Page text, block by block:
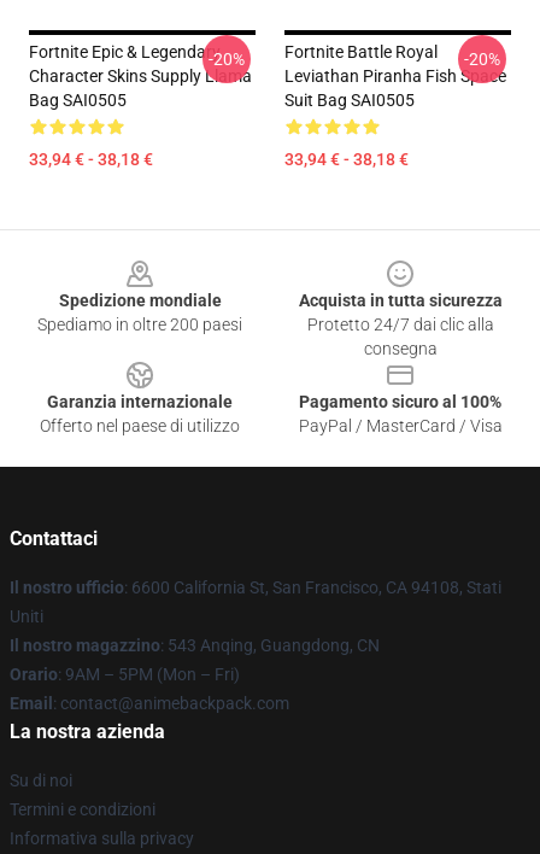
Fortnite Epic & Legendary
Character Skins Supply Llama
Bag SAI0505
33,94 € - 38,18 €
-20%
Fortnite Battle Royal
Leviathan Piranha Fish Space
Suit Bag SAI0505
33,94 € - 38,18 €
-20%
Spedizione mondiale
Spediamo in oltre 200 paesi
Acquista in tutta sicurezza
Protetto 24/7 dai clic alla
consegna
Garanzia internazionale
Offerto nel paese di utilizzo
Pagamento sicuro al 100%
PayPal / MasterCard / Visa
Contattaci
Il nostro ufficio: 6600 California St, San Francisco, CA 94108, Stati
Uniti
Il nostro magazzino: 543 Anqing, Guangdong, CN
Orario: 9AM – 5PM (Mon – Fri)
Email : contact@animebackpack.com
La nostra azienda
Su di noi
Termini e condizioni
Informativa sulla privacy